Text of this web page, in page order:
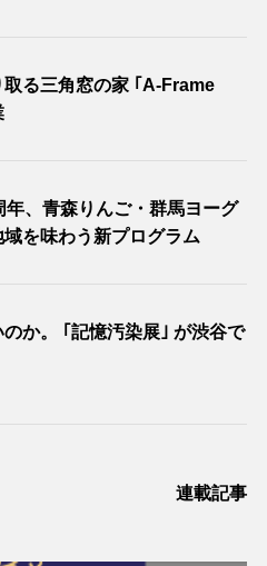
る三角窓の家 ｢A-Frame
年、青森りんご・群馬ヨーグ
を味わう新プログラム
か。 ｢記憶汚染展｣ が渋谷で
連載記事